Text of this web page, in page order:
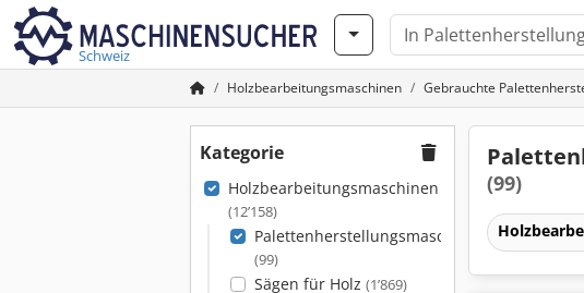
Schweiz
Holzbearbeitungsmaschinen Gebrauchte
Kategorie
Holzbearbeitungsmaschinen
(12’158)
Palettenherstellungsmaschinen
(99)
Sägen für Holz (1’869)
(99)